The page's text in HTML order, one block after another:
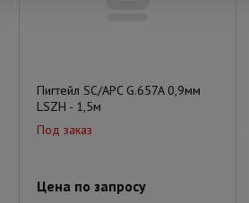
Пигтейл SC/APC G.657A 0,9мм
LSZH - 1,5м
Под заказ
Цена по запросу